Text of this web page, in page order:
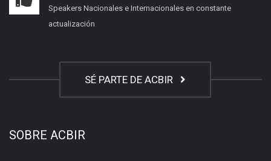
Speakers Nacionales e Internacionales en constante
actualización
SÉ PARTE DE ACBIR
SOBRE ACBIR